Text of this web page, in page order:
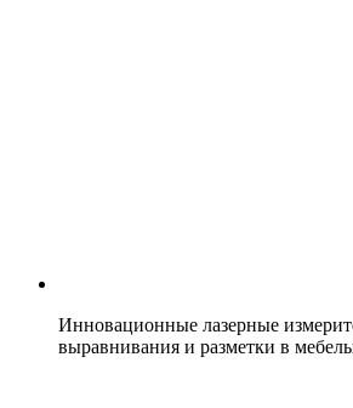
Инновационные лазерные
выравнивания и разметки в